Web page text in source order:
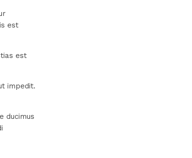
est
est
impedit.
ducimus